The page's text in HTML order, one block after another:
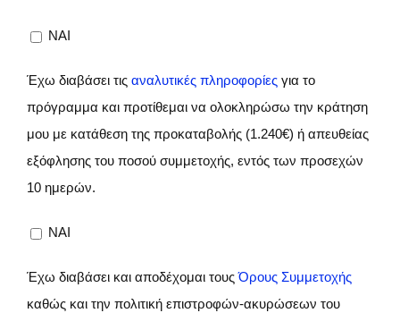
NAI
Έχω διαβάσει τις αναλυτικές πληροφορίεςγια το
πρόγραμμα και προτίθεμαι να ολοκληρώσω την κράτηση
μου με κατάθεση της προκαταβολής (1.240€) ή απευθείας
εξόφλησης του ποσού συμμετοχής, εντός των προσεχών
10 ημερών.
NAI
Έχω διαβάσει και αποδέχομαι τουςΌρους Συμμετοχής
καθώς και την πολιτική επιστροφών-ακυρώσεων του